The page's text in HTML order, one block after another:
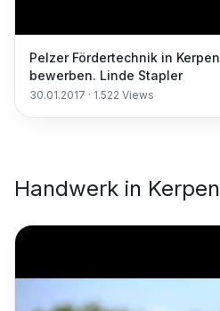
Pelzer Fördertechnik in
bewerben. Linde Stapler
30.01.2017 · 1.522 Views
Handwerk in Kerpen